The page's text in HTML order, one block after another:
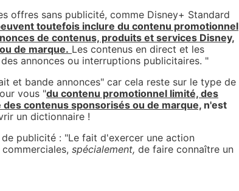
offres sans publicité, comme Disney+ Standard
toutefois inclure du contenu promotionnel
de contenus, produits et services Disney,
de marque. Les contenus en direct et les
annonces ou interruptions publicitaires. "
et bande annonces" car cela reste sur le type de
vous "du contenu promotionnel limité, des
contenus sponsorisés ou de marque, n'est
un dictionnaire !
publicité : "Le fait d'exercer une action
spécialement, de faire connaître un